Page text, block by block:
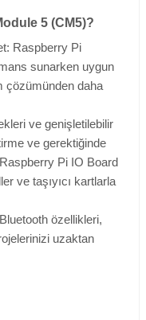
5 (CM5)?
Raspberry Pi
sunarken uygun
çözümünden daha
ve genişletilebilir
ve gerektiğinde
Pi IO Board
ve taşıyıcı kartlarla
özellikleri,
uzaktan